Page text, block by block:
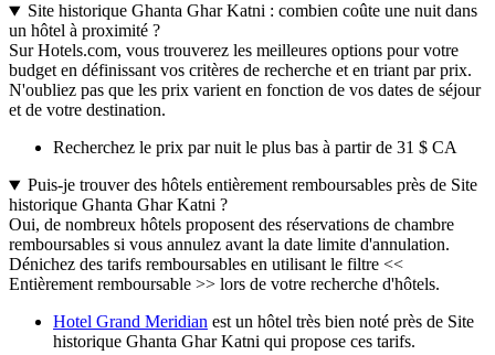
Site historique Ghanta Ghar Katni : combien coûte une nuit dans
un hôtel à proximité ?
Sur Hotels.com, vous trouverez les meilleures options pour votre
budget en définissant vos critères de recherche et en triant par prix.
N'oubliez pas que les prix varient en fonction de vos dates de séjour
et de votre destination.
Recherchez le prix par nuit le plus bas à partir de 31 $ CA
Puis-je trouver des hôtels entièrement remboursables près de Site
historique Ghanta Ghar Katni ?
Oui, de nombreux hôtels proposent des réservations de chambre
remboursables si vous annulez avant la date limite d'annulation.
Dénichez des tarifs remboursables en utilisant le filtre <<
Entièrement remboursable >> lors de votre recherche d'hôtels.
Hotel Grand Meridian est un hôtel très bien noté près de Site
historique Ghanta Ghar Katni qui propose ces tarifs.